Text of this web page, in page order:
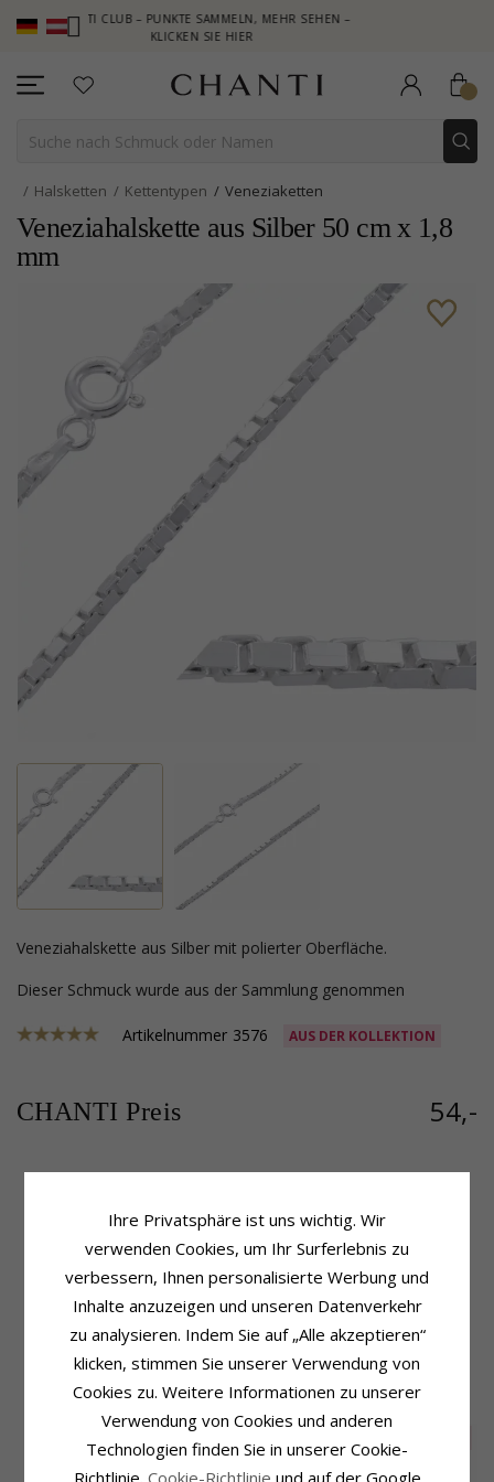
CLUB – PUNKTE SAMMELN, MEHR SEHEN –
KLICKEN SIE HIER
Halsketten Kettentypen Veneziaketten
Veneziahalskette aus Silber 50 cm x 1,8
mm
Veneziahalskette aus Silber mit polierter Oberfläche.
Dieser Schmuck wurde aus der Sammlung genommen
Artikelnummer 3576 AUS DER KOLLEKTION
CHANTI Preis 54,-
Produktinformation
Veneziahalskette
Silber
Oberfläche:Polierter
Größe
Länge: 50 cm
Gewicht: 9,0 Gram
Lieferzeit
Lieferzeit: 4-5 Werktage
KUNDEN KAUFTEN AUCH
Ihre Privatsphäre ist uns wichtig. Wir
verwenden Cookies, um Ihr Surferlebnis zu
verbessern, Ihnen personalisierte Werbung und
Inhalte anzuzeigen und unseren Datenverkehr
zu analysieren. Indem Sie auf „Alle akzeptieren“
klicken, stimmen Sie unserer Verwendung von
Cookies zu. Weitere Informationen zu unserer
Verwendung von Cookies und anderen
Technologien finden Sie in unserer Cookie-
Richtlinie. Cookie-Richtlinie und auf der Google